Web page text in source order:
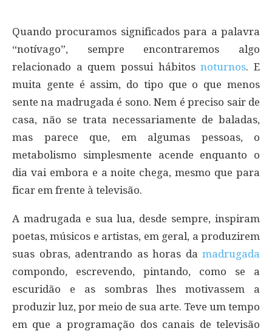
Quando procuramos significados para a palavra
“notívago”, sempre encontraremos algo
relacionado a quem possui hábitosnoturnos. E
muita gente é assim, do tipo que o que menos
sente na madrugada é sono. Nem é preciso sair de
casa, não se trata necessariamente de baladas,
mas parece que, em algumas pessoas, o
metabolismo simplesmente acende enquanto o
dia vai embora e a noite chega, mesmo que para
ficar em frente à televisão.
A madrugada e sua lua, desde sempre, inspiram
poetas, músicos e artistas, em geral, a produzirem
suas obras, adentrando as horas da madrugada
compondo, escrevendo, pintando, como se a
escuridão e as sombras lhes motivassem a
produzir luz, por meio de sua arte. Teve um tempo
em que a programação dos canais de televisão